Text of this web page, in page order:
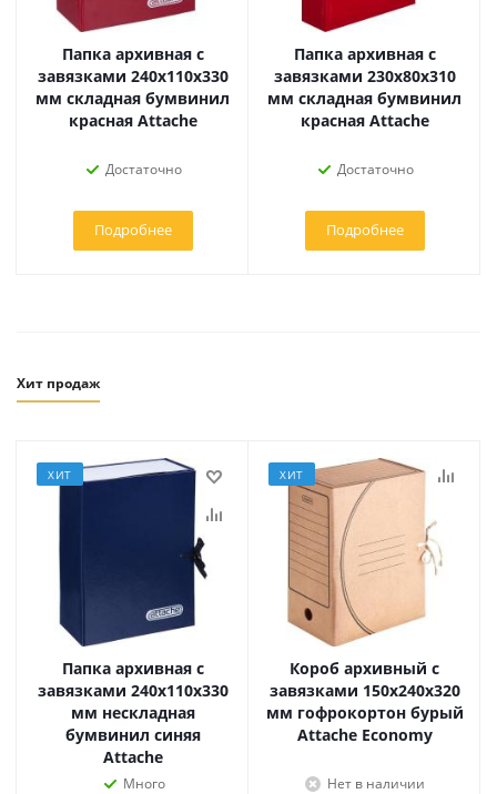
Папка архивная с
завязками 240x110x330
мм складная бумвинил
красная Attache
Достаточно
Подробнее
Папка архивная с
завязками 230x80x310
мм складная бумвинил
красная Attache
Достаточно
Подробнее
Хит продаж
ХИТ
Папка архивная с
завязками 240x110x330
мм нескладная
бумвинил синяя
Attache
Много
ХИТ
Короб архивный с
завязками 150x240x320
мм гофрокортон бурый
Attache Economy
Нет в наличии